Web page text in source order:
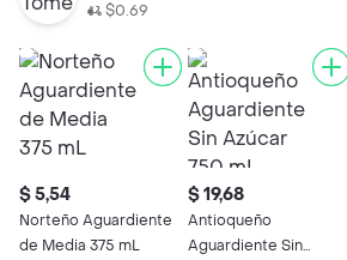
$0.69
$ 5,54
Norteño Aguardiente
de Media 375 mL
$ 19,68
Antioqueño
Aguardiente Sin